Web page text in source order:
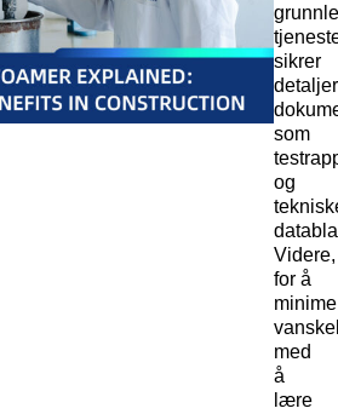
sikrer
som
og
Videre,
for å
med
å
lære